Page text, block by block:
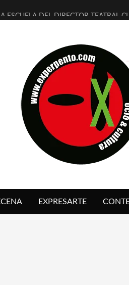
ESCUELA DEL DIRECTOR TEATRAL
EN #EXVITA
REINVENTAN [BITÁCORA 3.0] EN
PRESENTA EN EXVITA
EN EXVITA INTERPRETANDO A
[CURSO DE ARMONÍA
NOS EXPLICA [DESCASADA]
PUTOS SUEÑOS»
EXPRESARTE